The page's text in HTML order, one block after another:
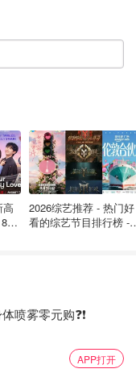
”首选
选择，更是一种独
，也能省下一大笔
花园等热门景点，
果你喜欢窗外风景和
压抑。幽闭恐惧症的
敢挑战，这里提供的
的伦敦市中心，享受
高
月
2026综艺推荐 - 热门好
看的综艺节目排行榜 -
喷雾零元购❓❗
APP打开